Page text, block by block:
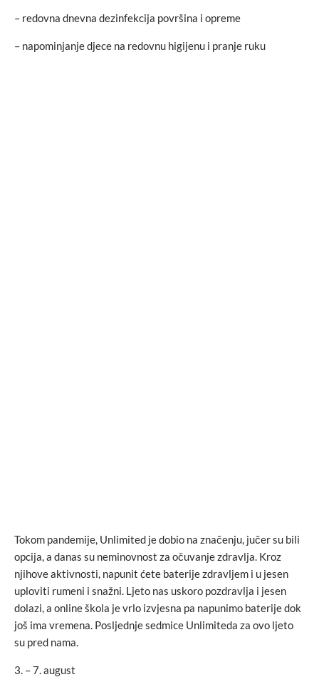
– redovna dnevna dezinfekcija površina i opreme
– napominjanje djece na redovnu higijenu i pranje ruku
Tokom pandemije, Unlimited je dobio na značenju, jučer su bili
opcija, a danas su neminovnost za očuvanje zdravlja. Kroz
njihove aktivnosti, napunit ćete baterije zdravljem i u jesen
uploviti rumeni i snažni. Ljeto nas uskoro pozdravlja i jesen
dolazi, a online škola je vrlo izvjesna pa napunimo baterije dok
još ima vremena. Posljednje sedmice Unlimiteda za ovo ljeto
su pred nama.
3. – 7. august